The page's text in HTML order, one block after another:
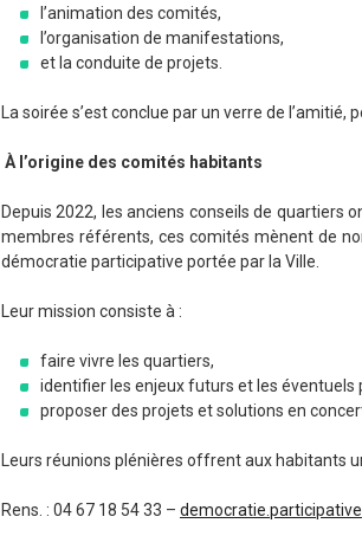
l’animation des comités,
l’organisation de manifestations,
et la conduite de projets.
La soirée s’est conclue par un verre de
À l’origine des comités habitants
Depuis 2022, les anciens conseils de quartiers
membres référents, ces comités mènent de
démocratie participative portée par la Ville.
Leur mission consiste à :
faire vivre les quartiers,
identifier les enjeux futurs et les éventuels
proposer des projets et solutions en
Leurs réunions plénières offrent aux habitants
Rens. : 04 67 18 54 33 –